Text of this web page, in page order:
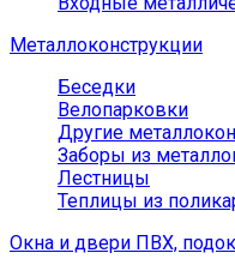
Металлоконструкции
Беседки
Велопарковки
Другие
Заборы из
Лестницы
Теплицы из
Окна и двери ПВХ,